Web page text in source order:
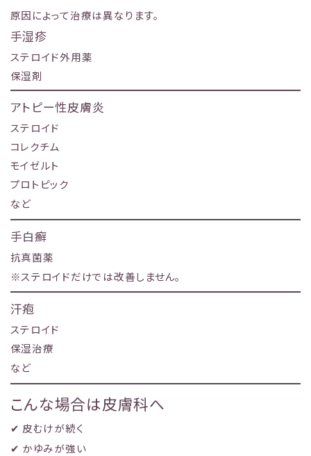
原因によって治療は異なります。
手湿疹
ステロイド外用薬
保湿剤
アトピー性皮膚炎
ステロイド
コレクチム
モイゼルト
プロトピック
など
手白癬
抗真菌薬
※ステロイドだけでは改善しません。
汗疱
ステロイド
保湿治療
など
こんな場合は皮膚科へ
✔ 皮むけが続く
✔ かゆみが強い